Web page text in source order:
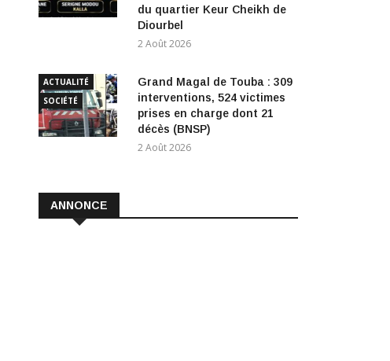
du quartier Keur Cheikh de
Diourbel
2 Août 2026
ACTUALITÉ
SOCIÉTÉ
Grand Magal de Touba : 309
interventions, 524 victimes
prises en charge dont 21
décès (BNSP)
2 Août 2026
ANNONCE